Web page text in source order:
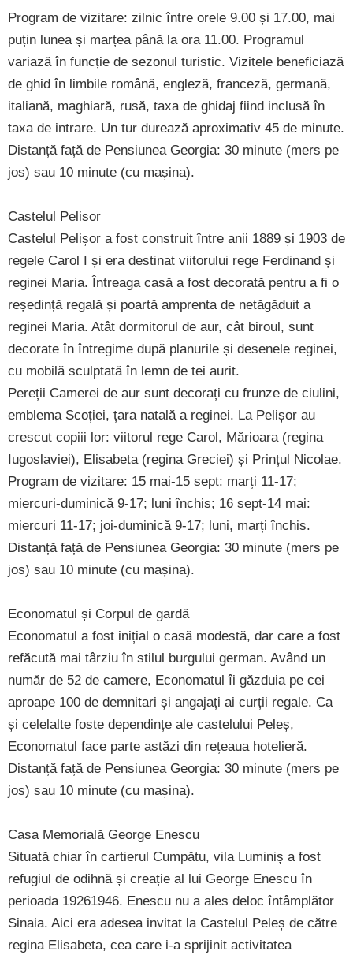
Program de vizitare: zilnic între orele 9.00 și 17.00, mai
puțin lunea și marțea până la ora 11.00. Programul
variază în funcție de sezonul turistic. Vizitele beneficiază
de ghid în limbile română, engleză, franceză, germană,
italiană, maghiară, rusă, taxa de ghidaj fiind inclusă în
taxa de intrare. Un tur durează aproximativ 45 de minute.
Distanță față de Pensiunea Georgia: 30 minute (mers pe
jos) sau 10 minute (cu mașina).
Castelul Pelisor
Castelul Pelișor a fost construit între anii 1889 și 1903 de
regele Carol I și era destinat viitorului rege Ferdinand și
reginei Maria. Întreaga casă a fost decorată pentru a fi o
reședință regală și poartă amprenta de netăgăduit a
reginei Maria. Atât dormitorul de aur, cât biroul, sunt
decorate în întregime după planurile și desenele reginei,
cu mobilă sculptată în lemn de tei aurit.
Pereții Camerei de aur sunt decorați cu frunze de ciulini,
emblema Scoției, țara natală a reginei. La Pelișor au
crescut copiii lor: viitorul rege Carol, Mărioara (regina
Iugoslaviei), Elisabeta (regina Greciei) și Prințul Nicolae.
Program de vizitare: 15 mai-15 sept: marți 11-17;
miercuri-duminică 9-17; luni închis; 16 sept-14 mai:
miercuri 11-17; joi-duminică 9-17; luni, marți închis.
Distanță față de Pensiunea Georgia: 30 minute (mers pe
jos) sau 10 minute (cu mașina).
Economatul și Corpul de gardă
Economatul a fost inițial o casă modestă, dar care a fost
refăcută mai târziu în stilul burgului german. Având un
număr de 52 de camere, Economatul îi găzduia pe cei
aproape 100 de demnitari și angajați ai curții regale. Ca
și celelalte foste dependințe ale castelului Peleș,
Economatul face parte astăzi din rețeaua hotelieră.
Distanță față de Pensiunea Georgia: 30 minute (mers pe
jos) sau 10 minute (cu mașina).
Casa Memorială George Enescu
Situată chiar în cartierul Cumpătu, vila Luminiș a fost
refugiul de odihnă și creație al lui George Enescu în
perioada 19261946. Enescu nu a ales deloc întâmplător
Sinaia. Aici era adesea invitat la Castelul Peleș de către
regina Elisabeta, cea care i-a sprijinit activitatea